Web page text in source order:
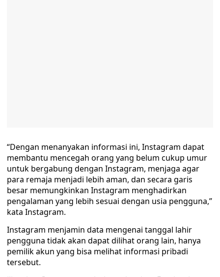
“Dengan menanyakan informasi ini, Instagram dapat
membantu mencegah orang yang belum cukup umur
untuk bergabung dengan Instagram, menjaga agar
para remaja menjadi lebih aman, dan secara garis
besar memungkinkan Instagram menghadirkan
pengalaman yang lebih sesuai dengan usia pengguna,”
kata Instagram.
Instagram menjamin data mengenai tanggal lahir
pengguna tidak akan dapat dilihat orang lain, hanya
pemilik akun yang bisa melihat informasi pribadi
tersebut.